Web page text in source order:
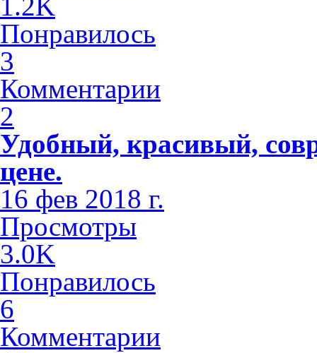
Понравилось
3
Комментарии
2
Удобный, красивый,
цене.
16 фев 2018 г.
Просмотры
3.0K
Понравилось
6
Комментарии